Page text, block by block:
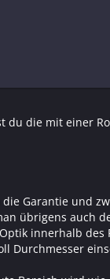
du die mit einer
Garantie und
übrigens auch
innerhalb des
Durchmesser